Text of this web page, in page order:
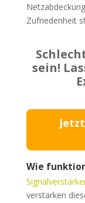
Zufriedenheit
sein!
Wie
verstärken